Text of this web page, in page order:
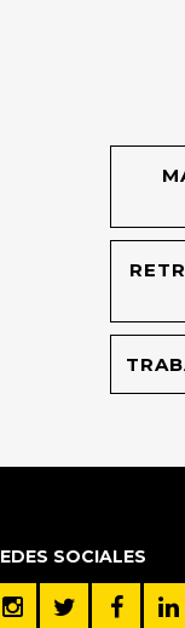
SOCIALES